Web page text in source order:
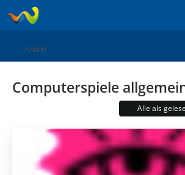
Artikel
Computerspiele
Alle als